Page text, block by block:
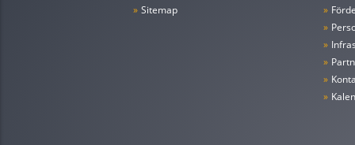
» Sitemap
»
»
»
»
»
»